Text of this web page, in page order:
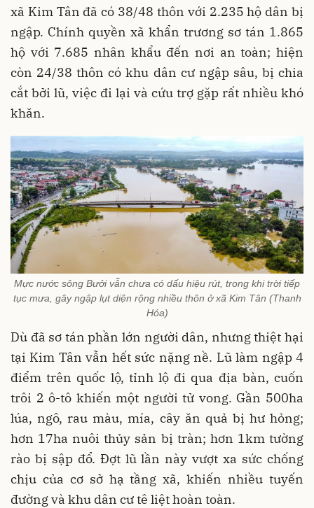
xã Kim Tân đã có 38/48 thôn với 2.235 hộ dân bị
ngập. Chính quyền xã khẩn trương sơ tán 1.865
hộ với 7.685 nhân khẩu đến nơi an toàn; hiện
còn 24/38 thôn có khu dân cư ngập sâu, bị chia
cắt bởi lũ, việc đi lại và cứu trợ gặp rất nhiều khó
khăn.
Mực nước sông Bưởi vẫn chưa có dấu hiệu rút, trong khi trời tiếp
tục mưa, gây ngập lụt diện rộng nhiều thôn ở xã Kim Tân (Thanh
Hóa)
Dù đã sơ tán phần lớn người dân, nhưng thiệt hại
tại Kim Tân vẫn hết sức nặng nề. Lũ làm ngập 4
điểm trên quốc lộ, tỉnh lộ đi qua địa bàn, cuốn
trôi 2 ô-tô khiến một người tử vong. Gần 500ha
lúa, ngô, rau màu, mía, cây ăn quả bị hư hỏng;
hơn 17ha nuôi thủy sản bị tràn; hơn 1km tường
rào bị sập đổ. Đợt lũ lần này vượt xa sức chống
chịu của cơ sở hạ tầng xã, khiến nhiều tuyến
đường và khu dân cư tê liệt hoàn toàn.